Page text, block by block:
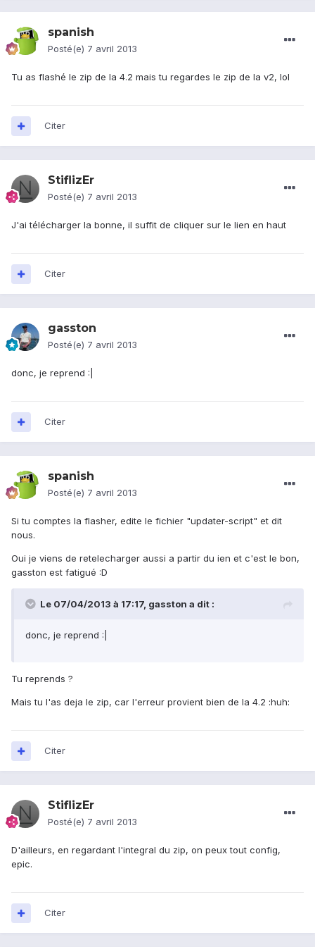
spanish
Posté(e) 7 avril 2013
Tu as flashé le zip de la 4.2 mais tu regardes le zip de la v2, lol
Citer
StiflizEr
Posté(e) 7 avril 2013
J'ai télécharger la bonne, il suffit de cliquer sur le lien en haut
Citer
gasston
Posté(e) 7 avril 2013
donc, je reprend :|
Citer
spanish
Posté(e) 7 avril 2013
Si tu comptes la flasher, edite le fichier "updater-script" et dit
nous.
Oui je viens de retelecharger aussi a partir du ien et c'est le bon,
gasston est fatigué :D
Le 07/04/2013 à 17:17, gasston a dit :
donc, je reprend :|
Tu reprends ?
Mais tu l'as deja le zip, car l'erreur provient bien de la 4.2 :huh:
Citer
StiflizEr
Posté(e) 7 avril 2013
D'ailleurs, en regardant l'integral du zip, on peux tout config,
epic.
Citer